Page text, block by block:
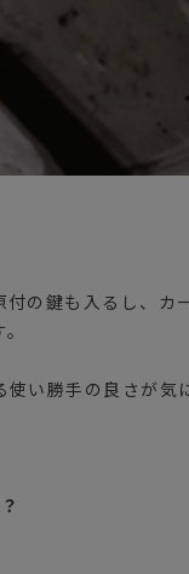
の鍵も入るし、カ
い勝手の良さが気